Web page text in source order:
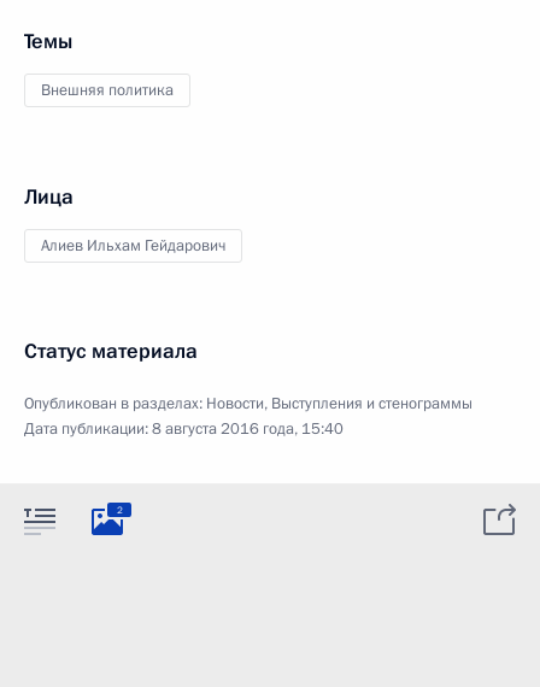
Темы
Внешняя политика
Лица
Алиев Ильхам Гейдарович
Статус материала
Опубликован в разделах: Новости, Выступления и стенограммы
Дата публикации:8 августа 2016 года, 15:40
2